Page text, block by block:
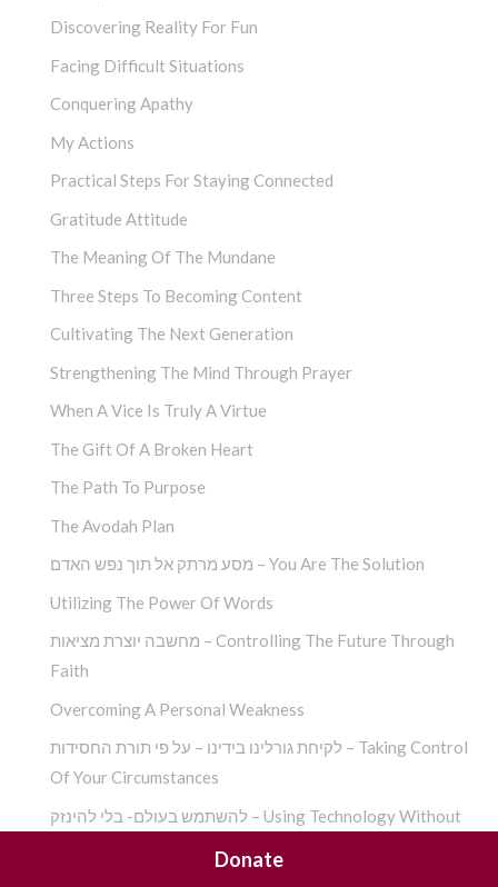
Discovering Reality For Fun
Facing Difficult Situations
Conquering Apathy
My Actions
Practical Steps For Staying Connected
Gratitude Attitude
The Meaning Of The Mundane
Three Steps To Becoming Content
Cultivating The Next Generation
Strengthening The Mind Through Prayer
When A Vice Is Truly A Virtue
The Gift Of A Broken Heart
The Path To Purpose
The Avodah Plan
מסע מרתק אל תוך נפש האדם – You Are The Solution
Utilizing The Power Of Words
מחשבה יוצרת מציאות – Controlling The Future Through
Faith
Overcoming A Personal Weakness
לקיחת גורלינו בידינו – על פי תורת החסידות – Taking Control
Of Your Circumstances
להשתמש בעולם- בלי להינזק – Using Technology Without
Donate